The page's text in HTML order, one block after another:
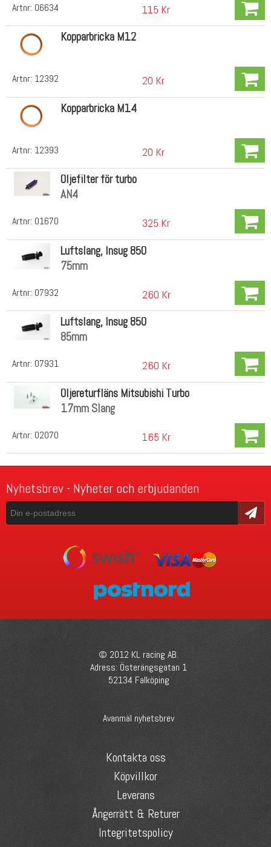
Artnr: 06634 115 Kr
Artnr: 12392
Kopparbricka M12
20 Kr
Artnr: 12393
Kopparbricka M14
20 Kr
Artnr: 01670
Oljefilter för turbo
AN4
325 Kr
Artnr: 07932
Luftslang, Insug 850
75mm
260 Kr
Artnr: 07931
Luftslang, Insug 850
85mm
260 Kr
Artnr: 02070
Oljereturfläns Mitsubishi Turbo
17mm Slang
165 Kr
Nyhetsbrev - Nyheter och erbjudanden
Skicka
© 2012 KL racing AB.
Adress: Österängsgatan 1
52134 Falköping
Avanmäl nyhetsbrev
Kontakta oss
Köpvillkor
Leverans
Ångerrätt & Returer
Integritetspolicy